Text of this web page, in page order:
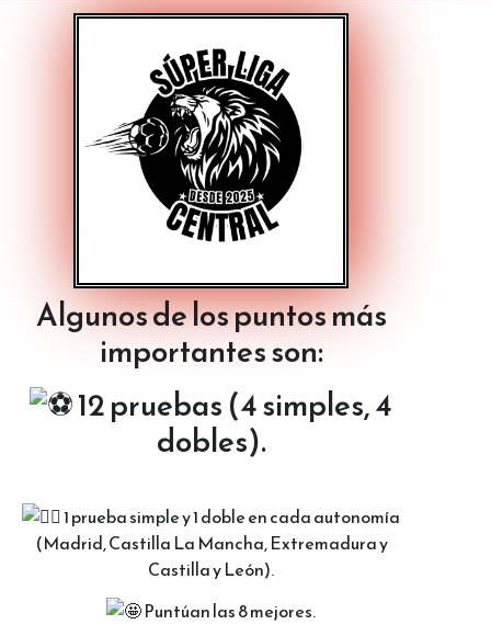
Algunos de los puntos más
importantes son:
12 pruebas (4 simples, 4
dobles).
1 prueba simple y 1 doble en cada autonomía
(Madrid, Castilla La Mancha, Extremadura y
Castilla y León).
Puntúan las 8 mejores.